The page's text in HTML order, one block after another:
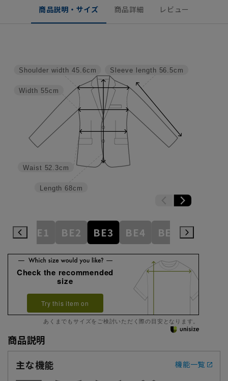
商品説明・サイズ 商品詳細 レビュー
Sleeve length 56.5cm
Length 68cm
Waist 52.3cm
Width 55cm
Shoulder width 45.6cm
BE1 BE2 BE3 BE4 BE5 BE6
Check the recommended
size
Try this item on
あくまでもサイズをご検討いただく際の目安となります。
商品説明
主な機能
機能一覧